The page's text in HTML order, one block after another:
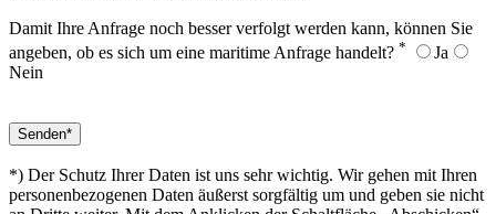
Damit Ihre Anfrage noch besser verfolgt werden kann, können Sie
angeben, ob es sich um eine maritime Anfrage handelt? *
Ja
Nein
*) Der Schutz Ihrer Daten ist uns sehr wichtig. Wir gehen mit Ihren
personenbezogenen Daten äußerst sorgfältig um und geben sie nicht